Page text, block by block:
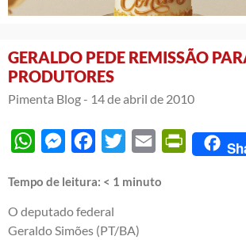
GERALDO PEDE REMISSÃO
PRODUTORES
Pimenta Blog - 14 de abril de 2010
WhatsAppMessengerFacebook
Twitter Email
Tempo de leitura: < 1 minuto
O deputado federal
Geraldo Simões (PT/BA)